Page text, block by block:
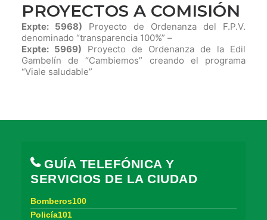
PROYECTOS A COMISIÓN
Expte: 5968) Proyecto de Ordenanza del F.P.V.
denominado “transparencia 100%” –
Expte: 5969) Proyecto de Ordenanza de la Edil
Gambelín de “Cambiemos” creando el programa
“Viale saludable”
GUÍA TELEFÓNICA Y
SERVICIOS DE LA CIUDAD
Bomberos100
Policía101